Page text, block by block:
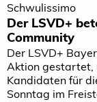
Schwulissimo
Der LSVD+
Community
Der LSVD+
Aktion gestartet,
Kandidaten für
Sonntag im